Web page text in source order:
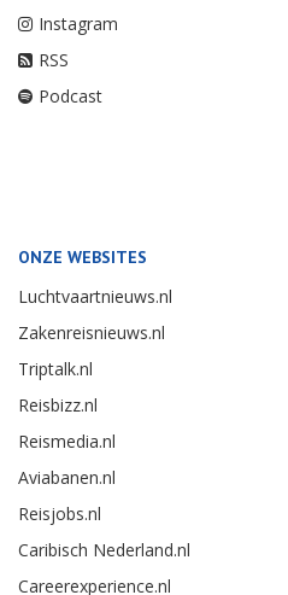
Instagram
RSS
Podcast
ONZE WEBSITES
Luchtvaartnieuws.nl
Zakenreisnieuws.nl
Triptalk.nl
Reisbizz.nl
Reismedia.nl
Aviabanen.nl
Reisjobs.nl
Caribisch Nederland.nl
Careerexperience.nl